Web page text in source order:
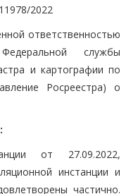
2022
ответственностью
службы
и картографии по
Росреестра) о
от 27.09.2022,
инстанции и
частично.